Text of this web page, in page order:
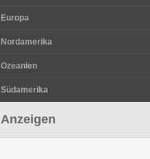
Europa
Nordamerika
Ozeanien
Südamerika
Anzeigen